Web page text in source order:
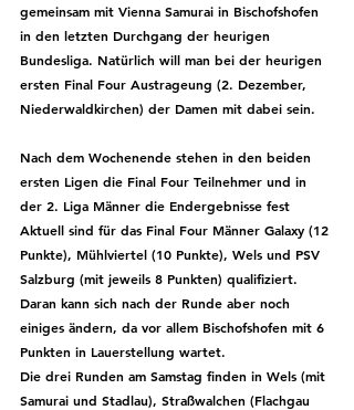
gemeinsam mit Vienna Samurai in Bischofshofen
in den letzten Durchgang der heurigen
Bundesliga. Natürlich will man bei der heurigen
ersten Final Four Austrageung (2. Dezember,
Niederwaldkirchen) der Damen mit dabei sein.
Nach dem Wochenende stehen in den beiden
ersten Ligen die Final Four Teilnehmer und in
der 2. Liga Männer die Endergebnisse fest
Aktuell sind für das Final Four Männer Galaxy (12
Punkte), Mühlviertel (10 Punkte), Wels und PSV
Salzburg (mit jeweils 8 Punkten) qualifiziert.
Daran kann sich nach der Runde aber noch
einiges ändern, da vor allem Bischofshofen mit 6
Punkten in Lauerstellung wartet.
Die drei Runden am Samstag finden in Wels (mit
Samurai und Stadlau), Straßwalchen (Flachgau